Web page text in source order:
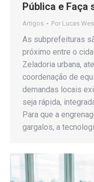
Pública e Faça
Artigos Por Lucas Wes
As subprefeituras
próximo entre o
Zeladoria urbana,
coordenação de
demandas locais
seja rápida,
Para que a
gargalos, a